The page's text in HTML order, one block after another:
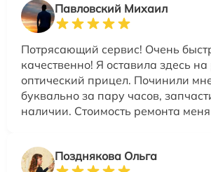
Павловский Михаил
Потрясающий сервис! Очень
качественно! Я оставила здесь
оптический прицел. Починили
буквально за пару часов,
наличии. Стоимость ремонта
Позднякова Ольга